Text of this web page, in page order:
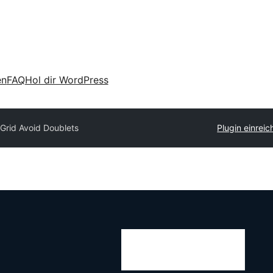
FAQHol dir WordPress
Grid Avoid Doublets Plugin